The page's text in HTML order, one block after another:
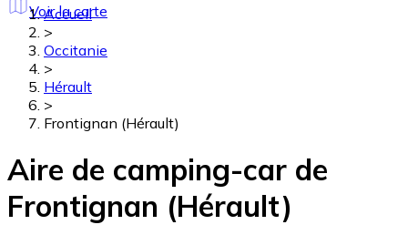
Voir la carte
Accueil
>
Occitanie
>
Hérault
>
Frontignan (Hérault)
Aire de camping-car de
Frontignan (Hérault)